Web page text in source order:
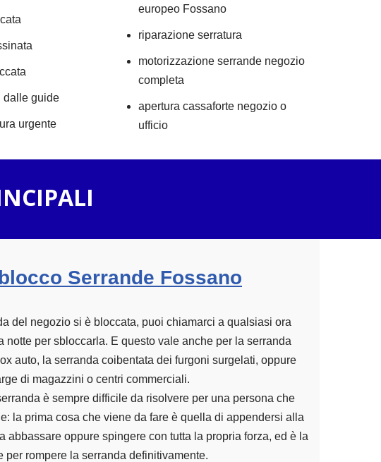
dalle guide
urgente
europeo Fossano
riparazione serratura
motorizzazione serrande negozio
completa
apertura cassaforte negozio o
ufficio
Serrande Fossano
del negozio si è bloccata, puoi chiamarci a qualsiasi ora
notte per sbloccarla. E questo vale anche per la serranda
auto, la serranda coibentata dei furgoni surgelati, oppure
di magazzini o centri commerciali.
è sempre difficile da risolvere per una persona che
la prima cosa che viene da fare è quella di appendersi alla
abbassare oppure spingere con tutta la propria forza, ed è la
per rompere la serranda definitivamente.